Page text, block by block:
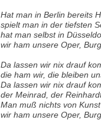
Hat man in Berlin bereits
spielt man in der tiefsten
hat man selbst in
wir ham unsere Oper,
Da lassen wir nix drauf
die ham wir, die bleiben
Da lassen wir nix drauf
der Meinrad, der
Man muß nichts von
wir ham unsere Oper,